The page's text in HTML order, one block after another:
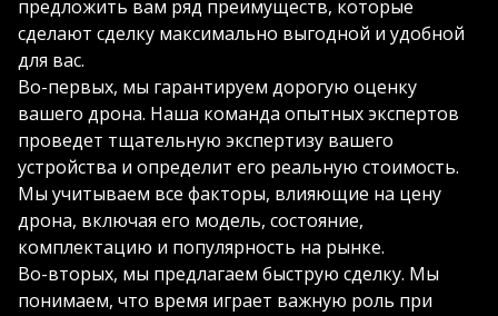
предложить вам ряд преимуществ, которые
сделают сделку максимально выгодной и удобной
для вас.
Во-первых, мы гарантируем дорогую оценку
вашего дрона. Наша команда опытных экспертов
проведет тщательную экспертизу вашего
устройства и определит его реальную стоимость.
Мы учитываем все факторы, влияющие на цену
дрона, включая его модель, состояние,
комплектацию и популярность на рынке.
Во-вторых, мы предлагаем быструю сделку. Мы
понимаем, что время играет важную роль при